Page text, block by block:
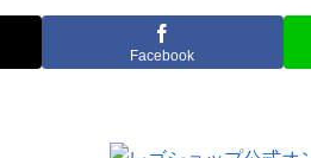
Facebook